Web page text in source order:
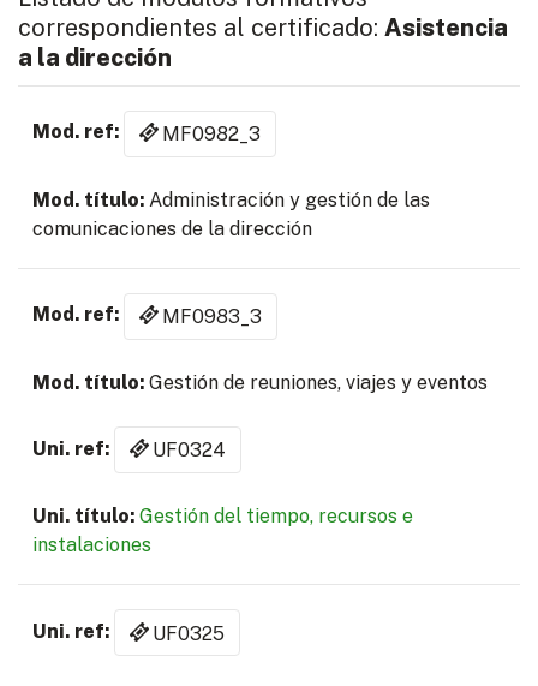
correspondientes al certificado: Asistencia
a la dirección
MF0982_3
Administración y gestión de las
comunicaciones de la dirección
MF0983_3
Gestión de reuniones, viajes y eventos
UF0324
Gestión del tiempo, recursos e
instalaciones
UF0325